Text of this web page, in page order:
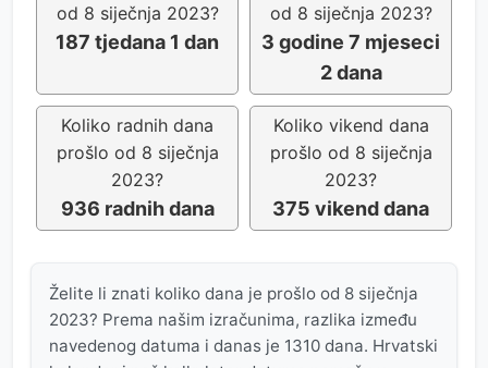
od 8 siječnja 2023?
187 tjedana 1 dan
od 8 siječnja 2023?
3 godine 7 mjeseci
2 dana
Koliko radnih dana
prošlo od 8 siječnja
2023?
936 radnih dana
Koliko vikend dana
prošlo od 8 siječnja
2023?
375 vikend dana
Želite li znati koliko dana je prošlo od 8 siječnja
2023? Prema našim izračunima, razlika između
navedenog datuma i danas je 1310 dana. Hrvatski